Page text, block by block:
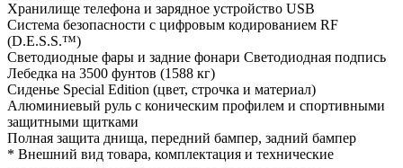
Хранилище телефона и зарядное устройство USB
Система безопасности с цифровым кодированием RF
(D.E.S.S.™️)
Светодиодные фары и задние фонари Светодиодная подпись
Лебедка на 3500 фунтов (1588 кг)
Сиденье Special Edition (цвет, строчка и материал)
Алюминиевый руль с коническим профилем и спортивными
защитными щитками
Полная защита днища, передний бампер, задний бампер
* Внешний вид товара, комплектация и технические